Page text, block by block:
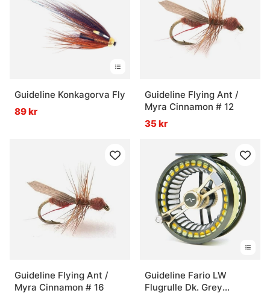
Guideline Konkagorva Fly
89 kr
Guideline Flying Ant /
Myra Cinnamon # 12
35 kr
Guideline Flying Ant /
Myra Cinnamon # 16
Guideline Fario LW
Flugrulle Dk. Grey